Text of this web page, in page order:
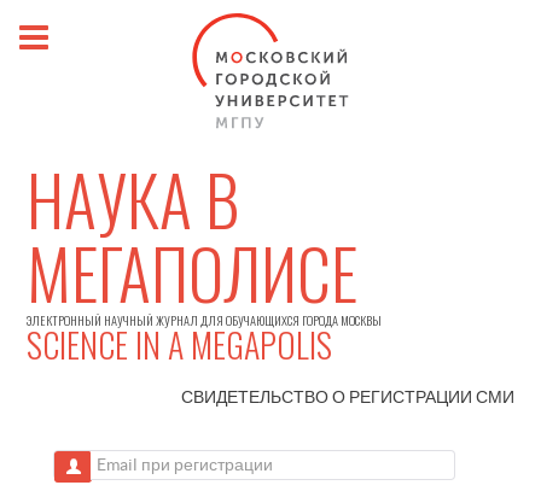
НАУКА В
МЕГАПОЛИСЕ
ЭЛЕКТРОННЫЙ НАУЧНЫЙ ЖУРНАЛ ДЛЯ ОБУЧАЮЩИХСЯ ГОРОДА МОСКВЫ
SCIENCE IN A MEGAPOLIS
СВИДЕТЕЛЬСТВО О РЕГИСТРАЦИИСМИ
Email при регистрации